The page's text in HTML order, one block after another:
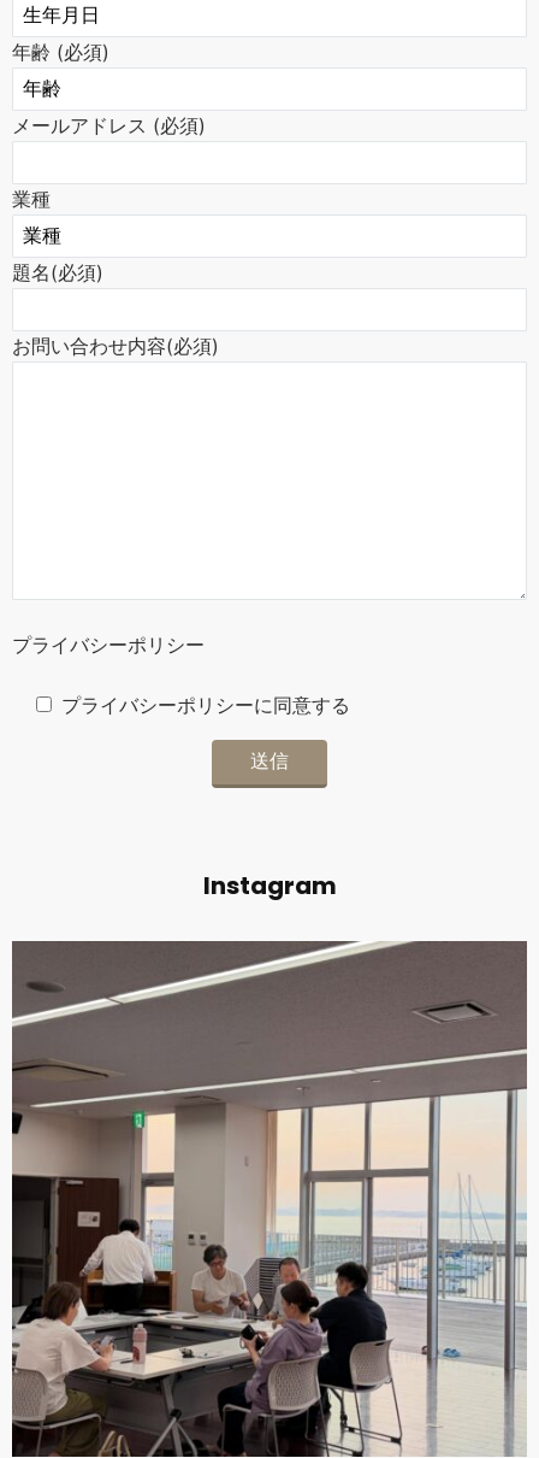
年齢 (必須)
メールアドレス (必須)
業種
題名(必須)
お問い合わせ内容(必須)
プライバシーポリシー
プライバシーポリシーに同意する
Instagram